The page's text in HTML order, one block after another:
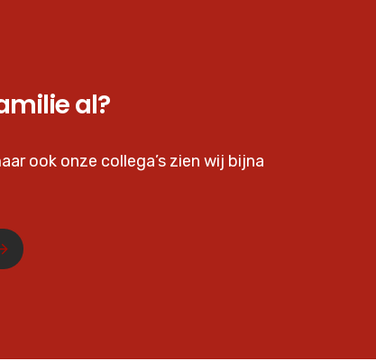
al?
ook onze collega’s zien wij bijna